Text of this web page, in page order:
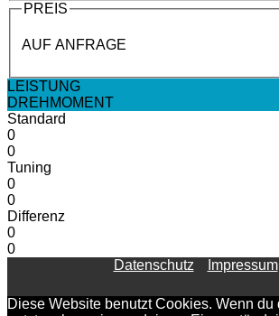
PREIS
AUF ANFRAGE
LEISTUNG
DREHMOMENT
Standard
0
0
Tuning
0
0
Differenz
0
0
Datenschutz
Impressum
Diese Website benutzt Cookies. Wenn